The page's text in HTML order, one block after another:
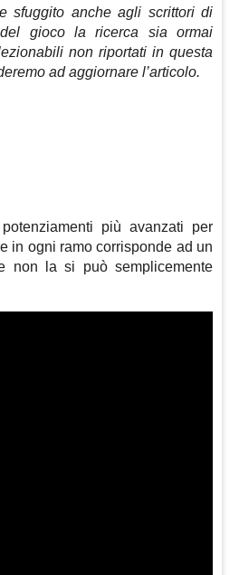
sfuggito anche agli scrittori di
gioco la ricerca sia ormai
non riportati in questa
ad aggiornare l’articolo.
più avanzati per
in ogni ramo corrisponde ad un
non la si può semplicemente